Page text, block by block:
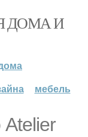
ДОМА И
мебель